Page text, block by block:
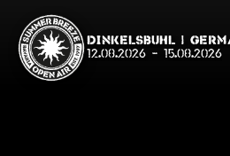
Dinkelsbühl |
12.08.2026 - 15.08.2026